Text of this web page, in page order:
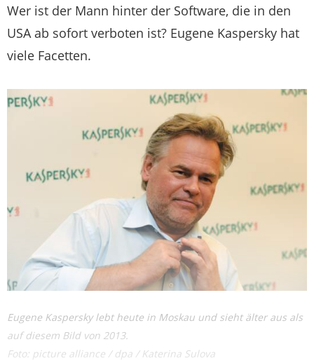
Wer ist der Mann hinter der Software, die in den
USA ab sofort verboten ist? Eugene Kaspersky hat
viele Facetten.
Eugene Kaspersky lebt heute in Moskau und sieht älter aus als
auf diesem Bild von 2013.
Foto: picture alliance / dpa / Katerina Sulova